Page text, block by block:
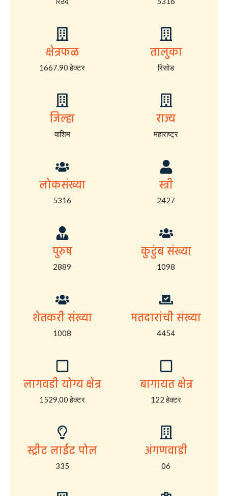
क्षेत्रफळ
1667.90 हेक्टर
तालुका
रिसोड
जिल्हा
वाशिम
राज्य
महाराष्ट्र
लोकसंख्या
5316
स्त्री
2427
पुरुष
2889
कुटुंब संख्या
1098
शेतकरी संख्या
1008
मतदारांची संख्या
4454
लागवडी योग्य क्षेत्र
1529.00 हेक्टर
बागायत क्षेत्र
122 हेक्टर
स्ट्रीट लाईट पोल
335
अंगणवाडी
06